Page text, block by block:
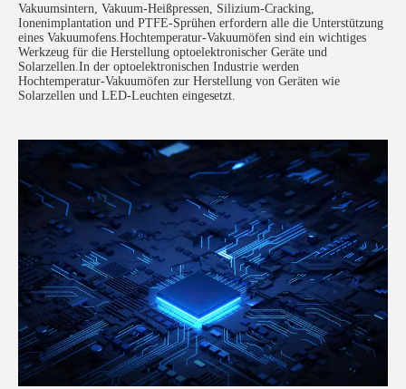
Vakuumsintern, Vakuum-Heißpressen, Silizium-Cracking,
Ionenimplantation und PTFE-Sprühen erfordern alle die Unterstützung
eines Vakuumofens.Hochtemperatur-Vakuumöfen sind ein wichtiges
Werkzeug für die Herstellung optoelektronischer Geräte und
Solarzellen.In der optoelektronischen Industrie werden
Hochtemperatur-Vakuumöfen zur Herstellung von Geräten wie
Solarzellen und LED-Leuchten eingesetzt.